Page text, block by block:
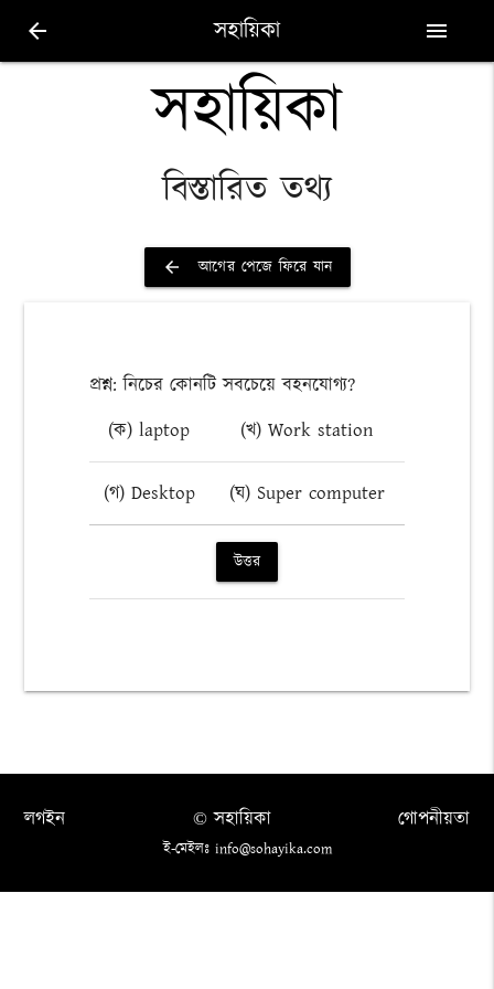
arrow_back সহায়িকা menu
সহায়িকা
বিস্তারিত তথ্য
arrow_back আগের পেজে ফিরে যান
প্রশ্ন: নিচের কোনটি সবচেয়ে বহনযোগ্য?
(ক) laptop
(খ) Work station
(গ) Desktop (ঘ) Super computer
উত্তর
লগইন গোপনীয়তা
© সহায়িকা
ই-মেইলঃ info@sohayika.com